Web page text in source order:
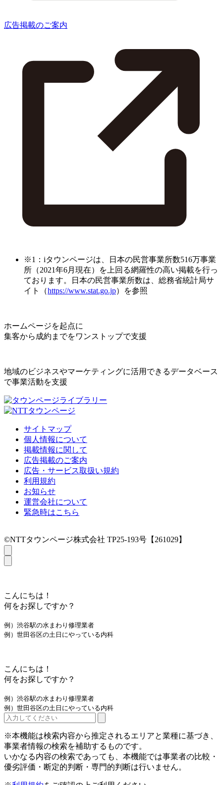
広告掲載のご案内
※1：iタウンページは、日本の民営事業所数516万事業
所（2021年6月現在）を上回る網羅性の高い掲載を行っ
ております。日本の民営事業所数は、総務省統計局サ
イト（https://www.stat.go.jp）を参照
ホームページを起点に
集客から成約までをワンストップで支援
地域のビジネスやマーケティングに活用できるデータベース
で事業活動を支援
サイトマップ
個人情報について
掲載情報に関して
広告掲載のご案内
広告・サービス取扱い規約
利用規約
お知らせ
運営会社について
緊急時はこちら
©NTTタウンページ株式会社 TP25-193号【261029】
こんにちは！
何をお探しですか？
例）渋谷駅の水まわり修理業者
例）世田谷区の土日にやっている内科
こんにちは！
何をお探しですか？
例）渋谷駅の水まわり修理業者
例）世田谷区の土日にやっている内科
※本機能は検索内容から推定されるエリアと業種に基づき、
事業者情報の検索を補助するものです。
いかなる内容の検索であっても、本機能では事業者の比較・
優劣評価・断定的判断・専門的判断は行いません。